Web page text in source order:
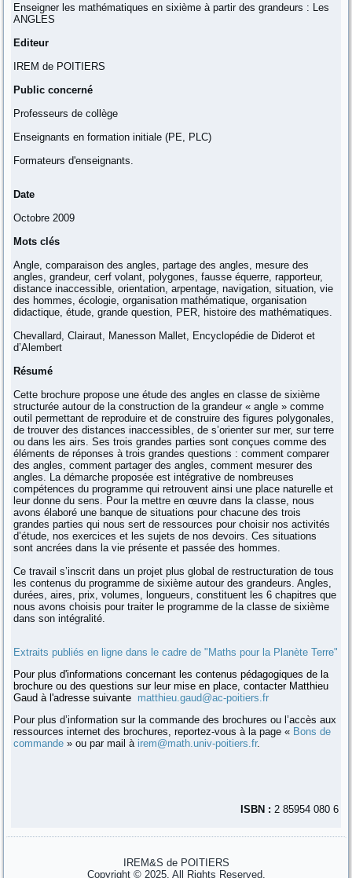
Enseigner les mathématiques en sixième à partir des grandeurs : Les
ANGLES
Editeur
IREM de POITIERS
Public concerné
Professeurs de collège
Enseignants en formation initiale (PE, PLC)
Formateurs d'enseignants.
Date
Octobre 2009
Mots clés
Angle, comparaison des angles, partage des angles, mesure des
angles, grandeur, cerf volant, polygones, fausse équerre, rapporteur,
distance inaccessible, orientation, arpentage, navigation, situation, vie
des hommes, écologie, organisation mathématique, organisation
didactique, étude, grande question, PER, histoire des mathématiques.
Chevallard, Clairaut, Manesson Mallet, Encyclopédie de Diderot et
d’Alembert
Résumé
Cette brochure propose une étude des angles en classe de sixième
structurée autour de la construction de la grandeur « angle » comme
outil permettant de reproduire et de construire des figures polygonales,
de trouver des distances inaccessibles, de s’orienter sur mer, sur terre
ou dans les airs. Ses trois grandes parties sont conçues comme des
éléments de réponses à trois grandes questions : comment comparer
des angles, comment partager des angles, comment mesurer des
angles. La démarche proposée est intégrative de nombreuses
compétences du programme qui retrouvent ainsi une place naturelle et
leur donne du sens. Pour la mettre en œuvre dans la classe, nous
avons élaboré une banque de situations pour chacune des trois
grandes parties qui nous sert de ressources pour choisir nos activités
d’étude, nos exercices et les sujets de nos devoirs. Ces situations
sont ancrées dans la vie présente et passée des hommes.
Ce travail s’inscrit dans un projet plus global de restructuration de tous
les contenus du programme de sixième autour des grandeurs. Angles,
durées, aires, prix, volumes, longueurs, constituent les 6 chapitres que
nous avons choisis pour traiter le programme de la classe de sixième
dans son intégralité.
Extraits publiés en ligne dans le cadre de "Maths pour la Planète Terre"
Pour plus d'informations concernant les contenus pédagogiques de la
brochure ou des questions sur leur mise en place, contacter Matthieu
Gaud à l'adresse suivante matthieu.gaud@ac-poitiers.fr
Pour plus d’information sur la commande des brochures ou l’accès aux
ressources internet des brochures, reportez-vous à la page « Bons de
commande » ou par mail à irem@math.univ-poitiers.fr.
ISBN : 2 85954 080 6
IREM&S de POITIERS
Copyright © 2025. All Rights Reserved.